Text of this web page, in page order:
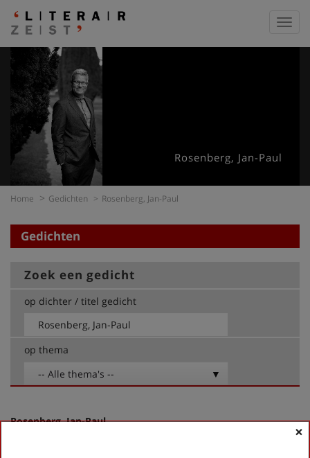
Rosenberg, Jan-Paul
Home Gedichten Rosenberg, Jan-Paul
Gedichten
Zoek een gedicht
op dichter / titel gedicht
op thema
-- Alle thema's --
Rosenberg, Jan-Paul
×